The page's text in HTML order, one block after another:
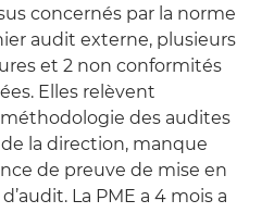
concernés par la norme
audit externe, plusieurs
et 2 non conformités
Elles relèvent
des audites
la direction, manque
de preuve de mise en
La PME a 4 mois a